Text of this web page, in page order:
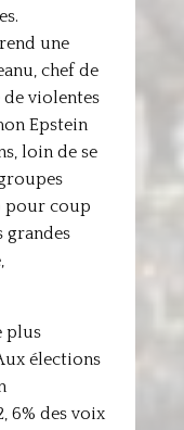
une
chef de
violentes
Epstein
loin de se
pour coup
grandes
plus
élections
6% des voix